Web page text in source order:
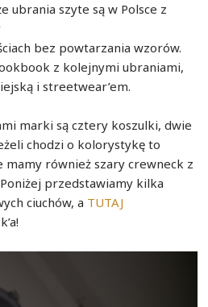
ubrania szyte są w Polsce z
bez powtarzania wzorów.
z kolejnymi ubraniami,
i streetwear’em.
marki są cztery koszulki, dwie
chodzi o kolorystykę to
mamy również szary crewneck z
przedstawiamy kilka
ciuchów, a TUTAJ